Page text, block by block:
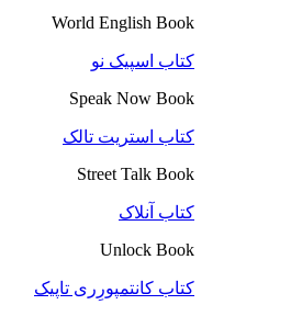
World English Book
کتاب اسپیک نو
Speak Now Book
کتاب استریت تالک
Street Talk Book
کتاب آنلاک
Unlock Book
کتاب کانتمپورِری تاپیک